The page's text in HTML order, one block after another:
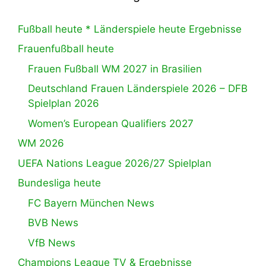
Fußball heute * Länderspiele heute Ergebnisse
Frauenfußball heute
Frauen Fußball WM 2027 in Brasilien
Deutschland Frauen Länderspiele 2026 – DFB
Spielplan 2026
Women’s European Qualifiers 2027
WM 2026
UEFA Nations League 2026/27 Spielplan
Bundesliga heute
FC Bayern München News
BVB News
VfB News
Champions League TV & Ergebnisse